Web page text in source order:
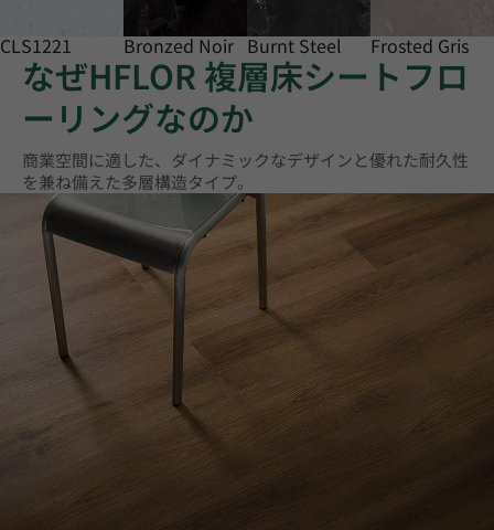
CLS1221 Bronzed Noir Burnt Steel Frosted Gris
なぜHFLOR 複層床シートフロ
ーリングなのか
商業空間に適した、ダイナミックなデザインと優れた耐久性
を兼ね備えた多層構造タイプ。